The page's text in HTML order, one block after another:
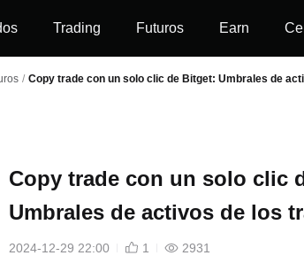
Trading Futuros Earn
/ Copy trade con un solo clic de Bitget: Umbrales de
Copy trade con un solo clic
Umbrales de activos de los
2024-12-29 22:00 1 2931